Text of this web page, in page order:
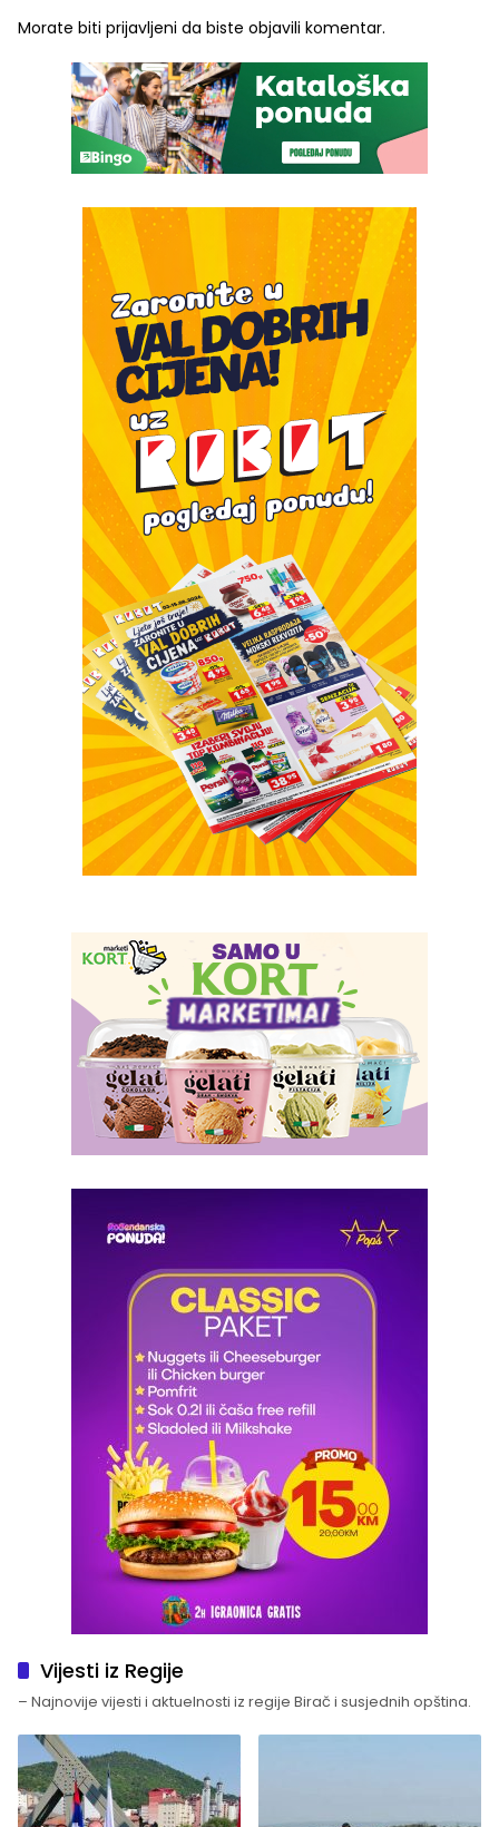
Morate biti prijavljeni da biste objavili komentar.
Vijesti iz Regije
– Najnovije vijesti i aktuelnosti iz regije Birač i susjednih opština.